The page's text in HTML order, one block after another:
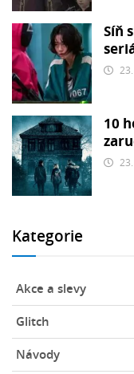
Síň
10
Kategorie
Akce a slevy
Glitch
Návody